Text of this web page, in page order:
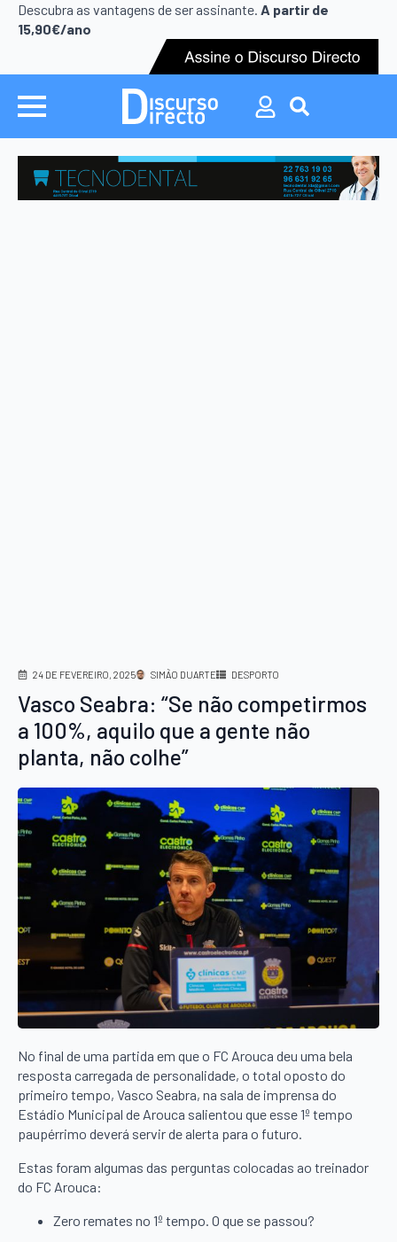
Descubra as vantagens de ser assinante. A partir de
15,90€/ano
Search
for:
Search
24 DE FEVEREIRO, 2025 SIMÃO DUARTE DESPORTO
Vasco Seabra: “Se não competirmos
a 100%, aquilo que a gente não
planta, não colhe”
No final de uma partida em que o FC Arouca deu uma bela
resposta carregada de personalidade, o total oposto do
primeiro tempo, Vasco Seabra, na sala de imprensa do
Estádio Municipal de Arouca salientou que esse 1º tempo
paupérrimo deverá servir de alerta para o futuro.
Estas foram algumas das perguntas colocadas ao treinador
do FC Arouca:
Zero remates no 1º tempo. O que se passou?